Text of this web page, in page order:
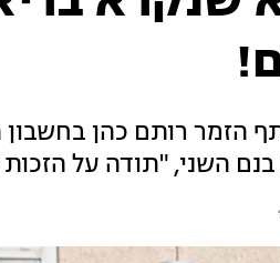
רותם כהן בחשבון
השני, "תודה על